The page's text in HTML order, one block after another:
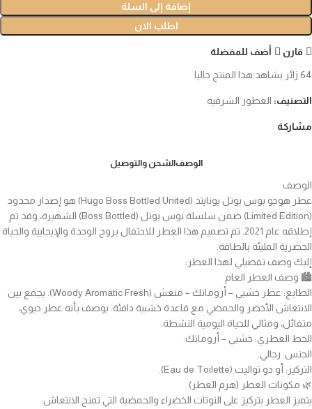
إضافة إلى السلة
اطلب الان
قارن أضف للمفضلة
64 زائر يشاهد هذا المنتج حاليا
التصنيف: العطور الشرقية
مشاركة
الوصفالشحن والتوصيل
الوصف
عطر هوجو بوس بوتل يونايتد (Hugo Boss Bottled United) هو إصدار محدود
(Limited Edition) ضمن سلسلة بوس بوتل (Boss Bottled) الشهيرة، وقد تم
إطلاقه عام 2021. تم تصميم هذا العطر للاحتفال بروح الوحدة والإيجابية والحياة
الحضرية المليئة بالطاقة.
إليك وصف تفصيلي لهذا العطر:
🏙️ وصف العطر العام
الطابع: عطر خشبي – أروماتك – منعش (Woody Aromatic Fresh). يجمع بين
الانتعاش الأخضر والحمضي مع قاعدة خشبية دافئة. يوصف بأنه عطر حيوي،
متفائل، ومثالي للحياة اليومية النشطة.
الخط العطري: خشبي – أروماتك.
الجنس: رجالي.
التركيز: أو دو تواليت (Eau de Toilette).
🌿 مكونات العطر (هرم العطر)
يتميز العطر بتركيز على النوتات الخضراء والحمضية التي تمنح الانتعاش: